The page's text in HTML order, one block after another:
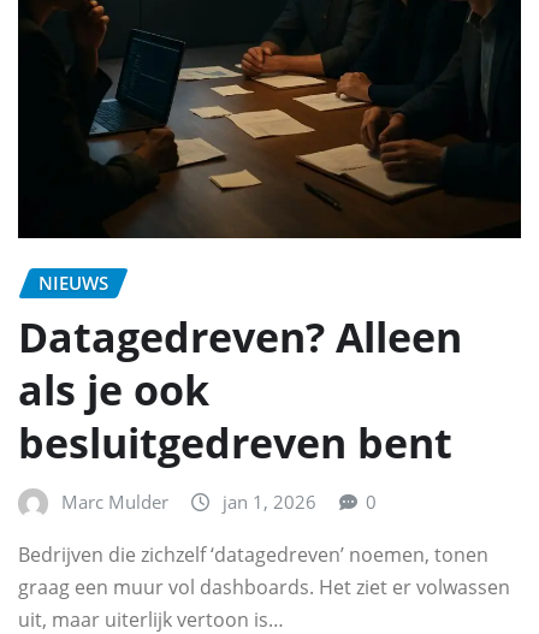
NIEUWS
Datagedreven? Alleen
als je ook
besluitgedreven bent
Marc Mulder jan 1, 2026 0
Bedrijven die zichzelf ‘datagedreven’ noemen, tonen
graag een muur vol dashboards. Het ziet er volwassen
uit, maar uiterlijk vertoon is…